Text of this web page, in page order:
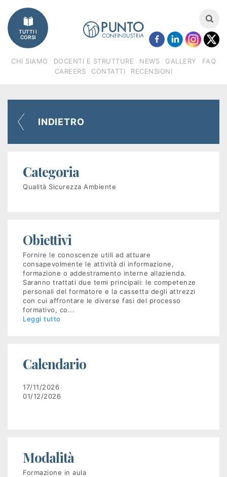
Imprese
Catalogo
corsi
Regione
Veneto
(FSE)
Fondimpresa
Recruiting
Unimpiego
Tirocini
finanziati
Corsi
disoccupati
TUTTI I
CORSI
CHI SIAMO DOCENTI E STRUTTURE NEWS GALLERY
FAQ
CAREERS
CONTATTI RECENSIONI
INDIETRO
Categoria
Qualità Sicurezza Ambiente
Obiettivi
Fornire le conoscenze utili ad attuare
consapevolmente le attività di informazione,
formazione o addestramento interne allazienda.
Saranno trattati due temi principali: le competenze
personali del formatore e la cassetta degli attrezzi
con cui affrontare le diverse fasi del processo
formativo, co...
Leggi tutto
Calendario
17/11/2026
01/12/2026
Modalità
Formazione in aula